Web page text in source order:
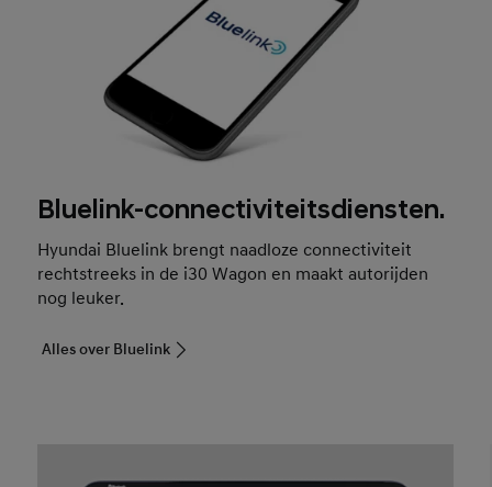
Bluelink-connectiviteitsdiensten.
Hyundai Bluelink brengt naadloze connectiviteit
rechtstreeks in de i30 Wagon en maakt autorijden
nog leuker.
Alles over Bluelink